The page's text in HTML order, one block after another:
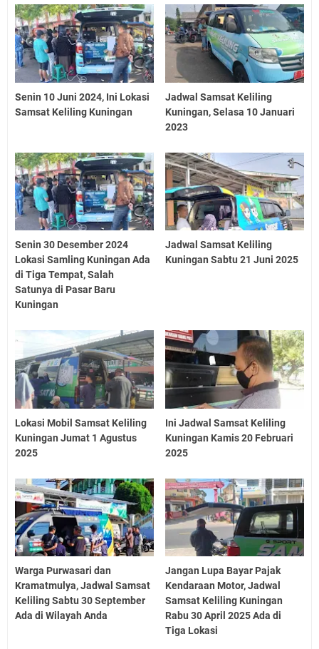
Senin 10 Juni 2024, Ini Lokasi
Samsat Keliling Kuningan
Jadwal Samsat Keliling
Kuningan, Selasa 10 Januari
2023
Senin 30 Desember 2024
Lokasi Samling Kuningan Ada
di Tiga Tempat, Salah
Satunya di Pasar Baru
Kuningan
Jadwal Samsat Keliling
Kuningan Sabtu 21 Juni 2025
Lokasi Mobil Samsat Keliling
Kuningan Jumat 1 Agustus
2025
Ini Jadwal Samsat Keliling
Kuningan Kamis 20 Februari
2025
Warga Purwasari dan
Kramatmulya, Jadwal Samsat
Keliling Sabtu 30 September
Ada di Wilayah Anda
Jangan Lupa Bayar Pajak
Kendaraan Motor, Jadwal
Samsat Keliling Kuningan
Rabu 30 April 2025 Ada di
Tiga Lokasi